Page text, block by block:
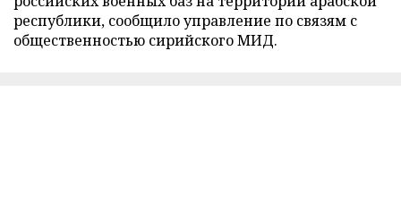
республики, сообщило управление по связям с
общественностью сирийского МИД.